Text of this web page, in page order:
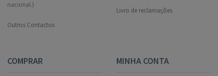
nacional.)
Outros Contactos
Livro de reclamações
COMPRAR MINHA CONTA